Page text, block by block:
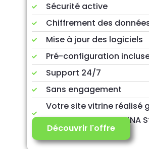
Sécurité active
Chiffrement des
Mise à jour des logiciels
Pré-configuration
Support 24/7
Sans engagement
Votre site vitrine réalisé
notre agence web TINA
Découvrir l'offre